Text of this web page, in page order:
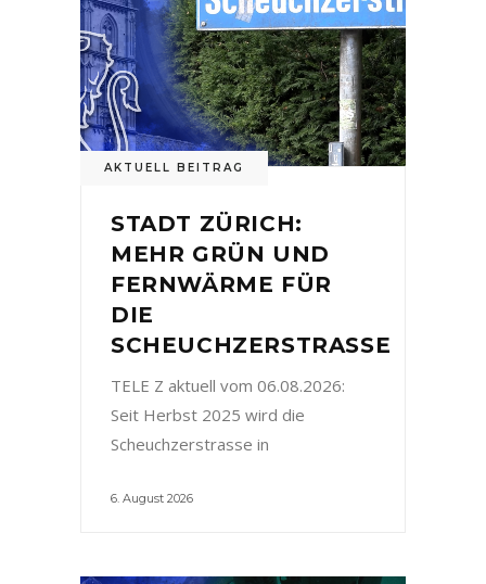
AKTUELL BEITRAG
STADT ZÜRICH:
MEHR GRÜN UND
FERNWÄRME FÜR
DIE
SCHEUCHZERSTRASSE
TELE Z aktuell vom 06.08.2026:
Seit Herbst 2025 wird die
Scheuchzerstrasse in
6. August 2026